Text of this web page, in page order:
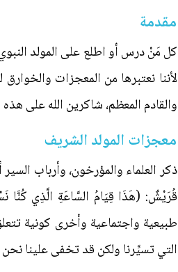
مقدمة
كل مَنْ درس أو اطلع على المولد
لأننا نعتبرها من المعجزات والخوارق
والقادم المعظم، شاكرين الله على هذه
معجزات المولد الشريف
قُرَيْشٌ: (هَذَا قِيَامُ السَّاعَةِ الَّذِي كُنَّا
طبيعية واجتماعية وأخرى كونية
التي تسيِّرنا ولكن قد تخفى علينا